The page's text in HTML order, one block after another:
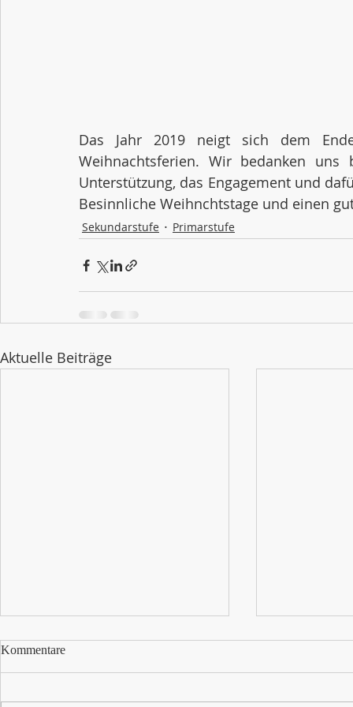
Das Jahr 2019 neigt sich dem
Weihnachtsferien. Wir bedanken
Unterstützung, das Engagement und
Besinnliche Weihnchtstage und einen
Sekundarstufe Primarstufe
Aktuelle Beiträge
Lernen
Auf die
Kommentare